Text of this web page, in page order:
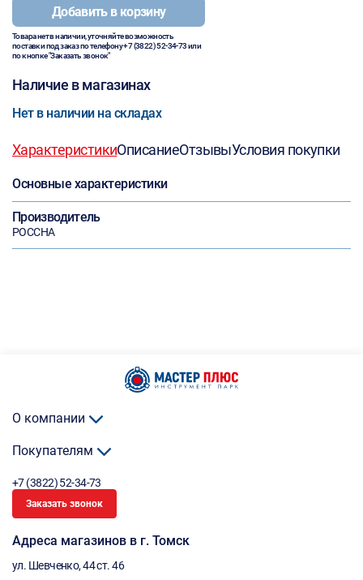
Добавить в корзину
Товара нет в наличии, уточняйте возможность
поставки под заказ по телефону+7 (3822) 52-34-73или
по кнопке "Заказать звонок"
Наличие в магазинах
Нет в наличии на складах
ХарактеристикиОписаниеОтзывыУсловия покупки
Основные характеристики
Производитель
РОССНА
О компании
Покупателям
+7 (3822) 52-34-73
Заказать звонок
Адреса магазинов в г. Томск
ул. Шевченко, 44 ст. 46